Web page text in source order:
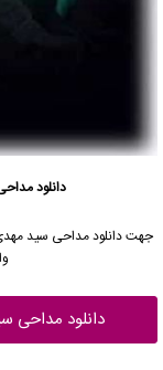
دانلود
جهت دانلود مداحی سید
دانلود مداحی